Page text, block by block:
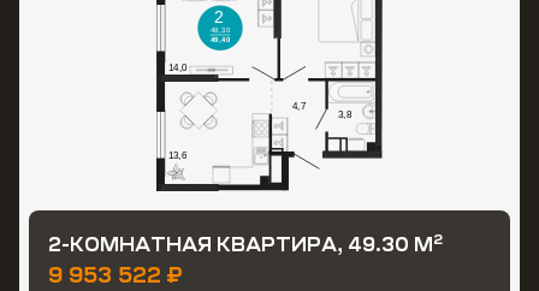
2-КОМНАТНАЯ КВАРТИРА, 49.30 М2
9 953 522 ₽